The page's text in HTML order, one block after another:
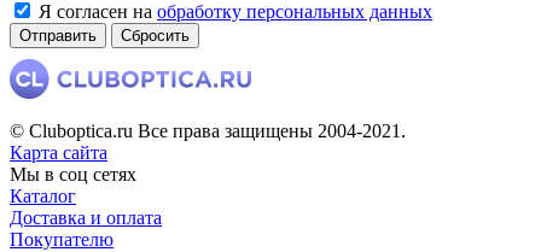
Я согласен на обработку персональных данных
Сбросить
© Cluboptica.ru Все права защищены 2004-2021.
Карта сайта
Мы в соц сетях
Каталог
Доставка и оплата
Покупателю